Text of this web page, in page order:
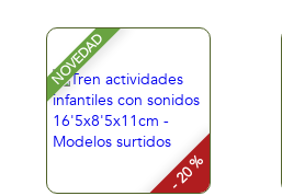
NOVEDAD
- 20 %